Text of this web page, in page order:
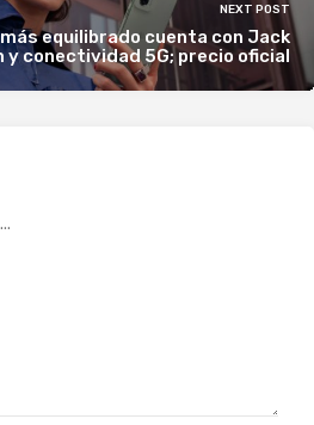
NEXT POST
equilibrado cuenta con Jack
y conectividad 5G; precio oficial